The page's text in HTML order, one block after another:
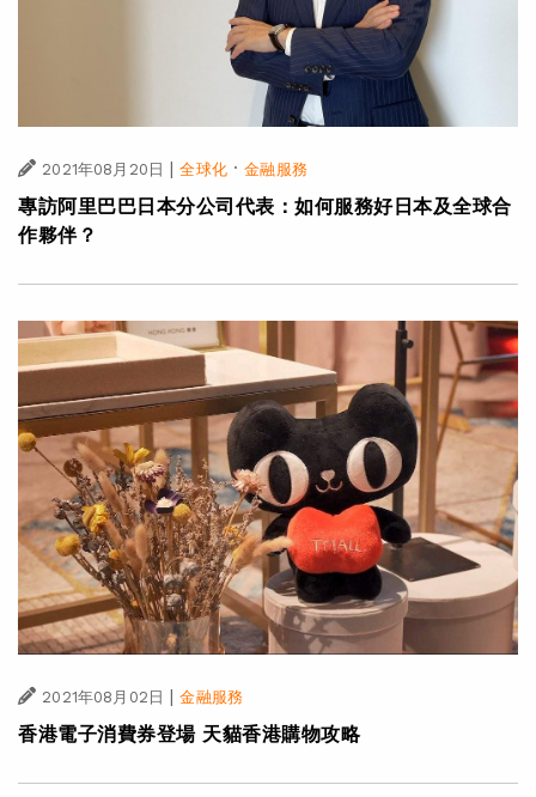
2021年08月20日 | 全球化·金融服務
專訪阿里巴巴日本分公司代表：如何服務好日本及全球合
作夥伴？
2021年08月02日 | 金融服務
香港電子消費券登場 天貓香港購物攻略